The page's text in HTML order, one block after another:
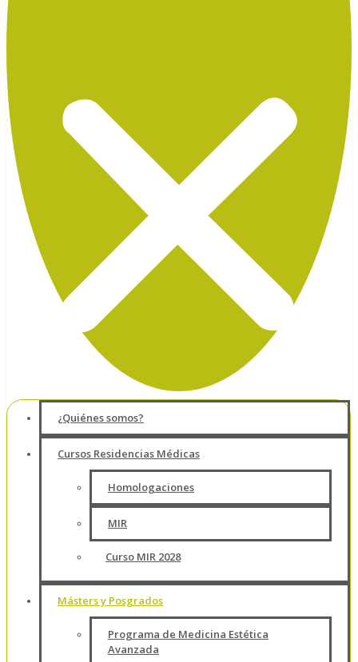
¿Quiénes somos?
Cursos Residencias Médicas
Homologaciones
MIR
Curso MIR 2028
Másters y Posgrados
Programa de Medicina Estética
Avanzada